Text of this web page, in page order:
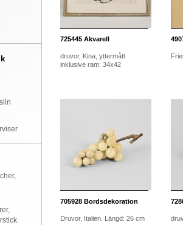
725445 Akvarell
druvor, Kina, yttermått
inklusive ram: 34x42
705928 Bordsdekoration
Druvor, Italien. Längd: 26 cm